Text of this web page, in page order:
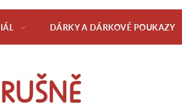
DÁRKY A DÁRKOVÉ POUKAZY